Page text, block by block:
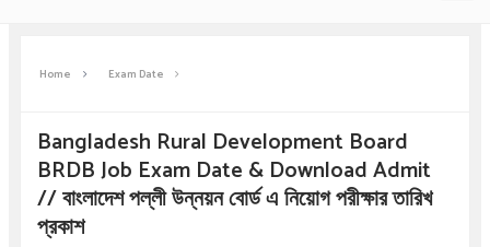
Home Exam Date
Bangladesh Rural Development Board
BRDB Job Exam Date & Download Admit
// বাংলাদেশ পল্লী উন্নয়ন বোর্ড এ নিয়োগ পরীক্ষার তারিখ
প্রকাশ